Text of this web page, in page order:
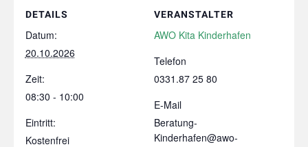
DETAILS
Datum:
20.10.2026
Zeit:
08:30 - 10:00
Eintritt:
Kostenfrei
VERANSTALTER
AWO Kita Kinderhafen
Telefon
0331.87 25 80
E-Mail
Beratung-
Kinderhafen@awo-